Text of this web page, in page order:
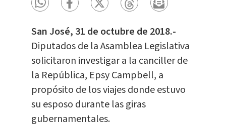
San José, 31 de octubre de 2018.-
Diputados de la Asamblea Legislativa
solicitaron investigar a la canciller de
la República, Epsy Campbell, a
propósito de los viajes donde estuvo
su esposo durante las giras
gubernamentales.